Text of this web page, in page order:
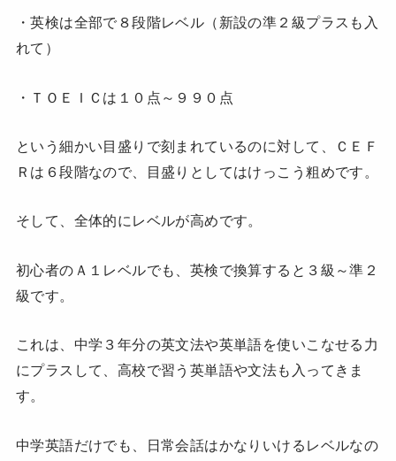
・英検は全部で８段階レベル（新設の準２級プラスも入
れて）
・ＴＯＥＩＣは１０点～９９０点
という細かい目盛りで刻まれているのに対して、ＣＥＦ
Ｒは６段階なので、目盛りとしてはけっこう粗めです。
そして、全体的にレベルが高めです。
初心者のＡ１レベルでも、英検で換算すると３級～準２
級です。
これは、中学３年分の英文法や英単語を使いこなせる力
にプラスして、高校で習う英単語や文法も入ってきま
す。
中学英語だけでも、日常会話はかなりいけるレベルなの